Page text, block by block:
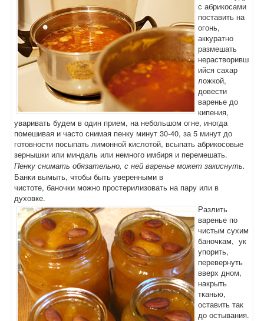
с абрикосами
поставить на
огонь,
аккуратно
размешать
нерастворивш
ийся сахар
ложкой,
довести
варенье до
кипения,
уваривать будем в один прием, на небольшом огне, иногда
помешивая и часто снимая пенку минут 30-40, за 5 минут до
готовности посыпать лимонной кислотой, всыпать абрикосовые
зернышки или миндаль или немного имбиря и перемешать.
Пенку снимать обязательно, с ней варенье может закиснуть.
Банки вымыть, чтобы быть уверенными в
чистоте, баночки можно простерилизовать на пару или в
духовке.
Разлить
варенье по
чистым сухим
баночкам, ук
упорить,
перевернуть
вверх дном,
накрыть
тканью,
оставить так
до остывания.